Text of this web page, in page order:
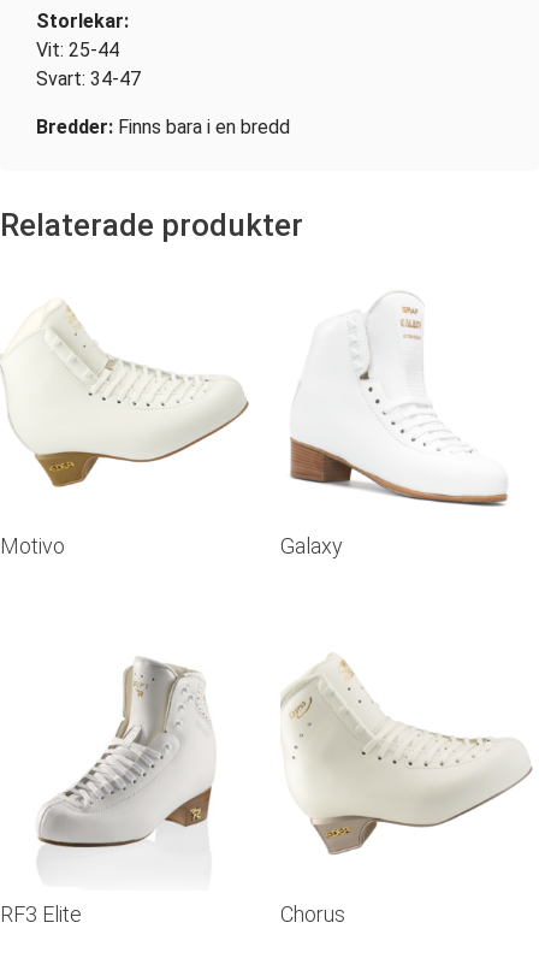
Storlekar:
Vit: 25-44
Svart: 34-47
Bredder: Finns bara i en bredd
Relaterade produkter
Motivo Galaxy
RF3 Elite Chorus